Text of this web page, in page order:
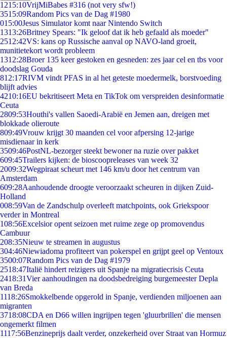
1215:10VrijMiBabes #316 (not very sfw!)
3515:09Random Pics van de Dag #1980
015:00Jesus Simulator komt naar Nintendo Switch
1313:26Britney Spears: "Ik geloof dat ik heb gefaald als moeder"
2512:42VS: kans op Russische aanval op NAVO-land groeit,
munitietekort wordt probleem
1312:28Broer 135 keer gestoken en gesneden: zes jaar cel en tbs voor
doodslag Gouda
812:17RIVM vindt PFAS in al het geteste moedermelk, borstvoeding
blijft advies
4210:16EU bekritiseert Meta en TikTok om verspreiden desinformatie
Ceuta
2809:53Houthi's vallen Saoedi-Arabië en Jemen aan, dreigen met
blokkade olieroute
809:49Vrouw krijgt 30 maanden cel voor afpersing 12-jarige
misdienaar in kerk
3509:46PostNL-bezorger steekt bewoner na ruzie over pakket
609:45Trailers kijken: de bioscoopreleases van week 32
2009:32Wegpiraat scheurt met 146 km/u door het centrum van
Amsterdam
609:28Aanhoudende droogte veroorzaakt scheuren in dijken Zuid-
Holland
008:59Van de Zandschulp overleeft matchpoints, ook Griekspoor
verder in Montreal
108:56Excelsior opent seizoen met ruime zege op promovendus
Cambuur
208:35Nieuw te streamen in augustus
304:46Niewiadoma profiteert van pokerspel en grijpt geel op Ventoux
3500:07Random Pics van de Dag #1979
2518:47Italië hindert reizigers uit Spanje na migratiecrisis Ceuta
2418:31Vier aanhoudingen na doodsbedreiging burgemeester Depla
van Breda
1118:26Smokkelbende opgerold in Spanje, verdienden miljoenen aan
migranten
3718:08CDA en D66 willen ingrijpen tegen 'gluurbrillen' die mensen
ongemerkt filmen
1117:56Benzineprijs daalt verder, onzekerheid over Straat van Hormuz